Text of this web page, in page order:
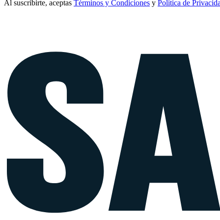
Al suscribirte, aceptas Términos y Condiciones y Política de